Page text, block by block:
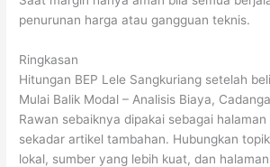
penurunan harga atau gangguan teknis.
Ringkasan
Hitungan BEP Lele Sangkuriang setelah
Mulai Balik Modal – Analisis Biaya,
Rawan sebaiknya dipakai sebagai
sekadar artikel tambahan. Hubungkan
lokal, sumber yang lebih kuat, dan